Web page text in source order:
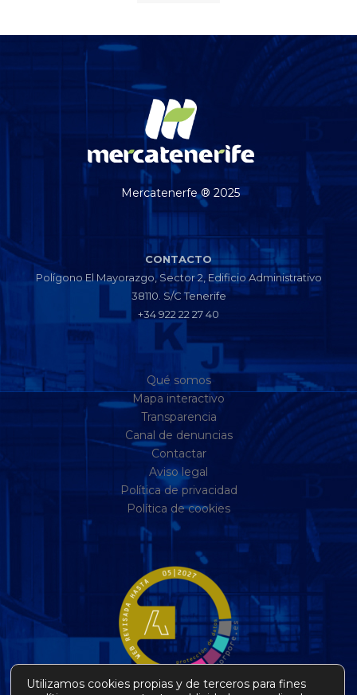
Mercatenerfe ® 2025
CONTACTO
Polígono El Mayorazgo, Sector 2, Edificio Administrativo
38110. S/C Tenerife
+34 922 22 27 40
Qué somos
Mapa interactivo
Transparencia
Canal de denuncias
Contactar
Aviso legal
Política de privacidad
Política de cookies
Utilizamos cookies propias y de terceros para fines